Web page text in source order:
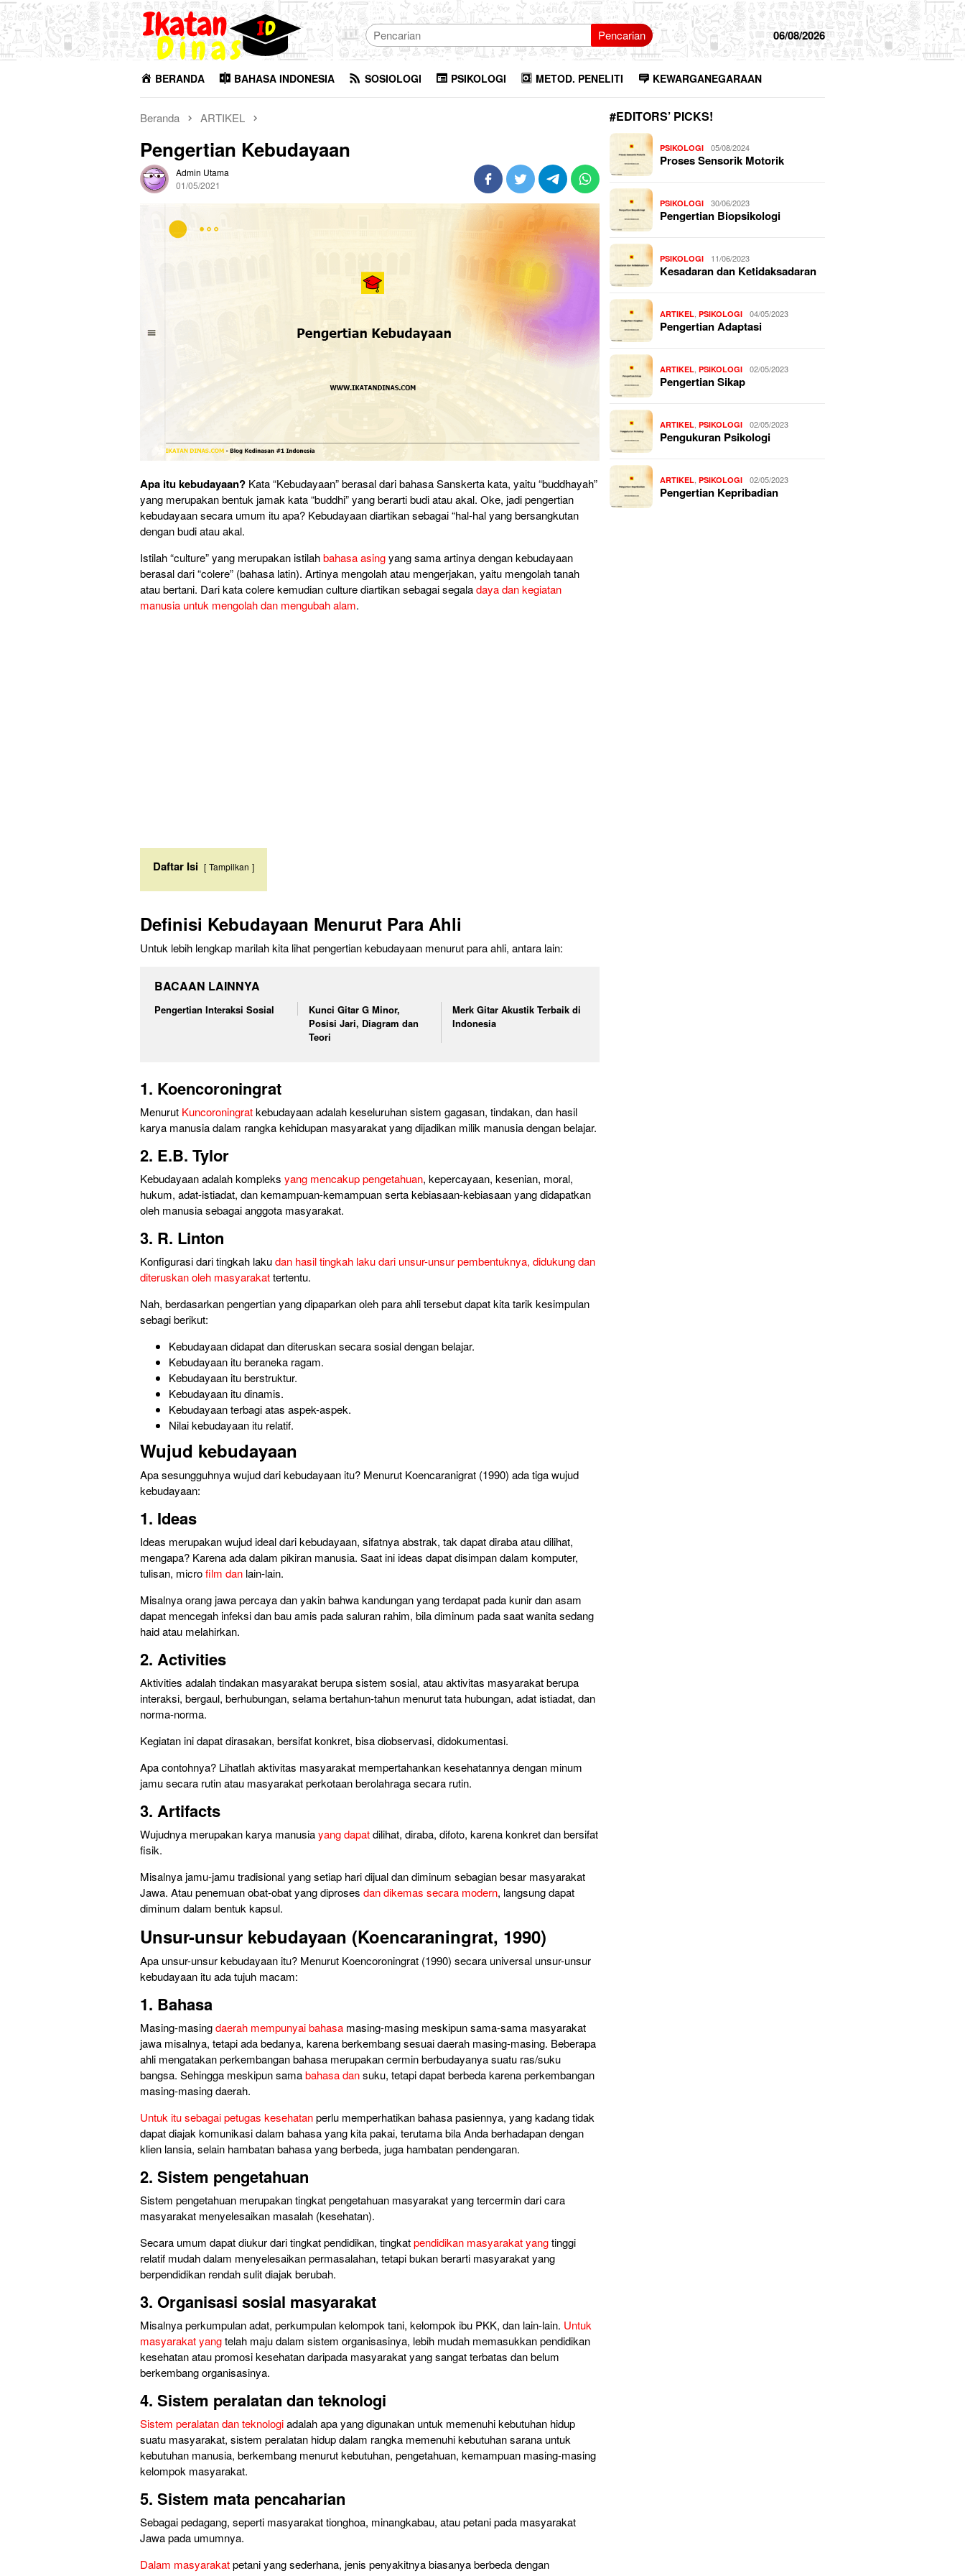
Loncat
ke
konten
Pencarian 06/08/2026
BERANDA BAHASA INDONESIA SOSIOLOGI PSIKOLOGI METOD. PENELITI KEWARGANEGARAAN
Beranda ARTIKEL
Pengertian Kebudayaan
Admin Utama
01/05/2021
Apa itu kebudayaan? Kata “Kebudayaan” berasal dari bahasa Sanskerta kata, yaitu “buddhayah”
yang merupakan bentuk jamak kata “buddhi” yang berarti budi atau akal. Oke, jadi pengertian
kebudayaan secara umum itu apa? Kebudayaan diartikan sebagai “hal-hal yang bersangkutan
dengan budi atau akal.
Istilah “culture” yang merupakan istilahbahasa asingyang sama artinya dengan kebudayaan
berasal dari “colere” (bahasa latin). Artinya mengolah atau mengerjakan, yaitu mengolah tanah
atau bertani. Dari kata colere kemudian culture diartikan sebagai segaladaya dan kegiatan
manusia untuk mengolah dan mengubah alam.
Daftar Isi Tampilkan
Definisi Kebudayaan Menurut Para Ahli
Untuk lebih lengkap marilah kita lihat pengertian kebudayaan menurut para ahli, antara lain:
BACAAN LAINNYA
Pengertian Interaksi Sosial
Kunci Gitar G Minor,
Posisi Jari, Diagram dan
Teori
Merk Gitar Akustik Terbaik di
Indonesia
1. Koencoroningrat
Menurut Kuncoroningratkebudayaan adalah keseluruhan sistem gagasan, tindakan, dan hasil
karya manusia dalam rangka kehidupan masyarakat yang dijadikan milik manusia dengan belajar.
2. E.B. Tylor
Kebudayaan adalah kompleks yang mencakup pengetahuan, kepercayaan, kesenian, moral,
hukum, adat-istiadat, dan kemampuan-kemampuan serta kebiasaan-kebiasaan yang didapatkan
oleh manusia sebagai anggota masyarakat.
3. R. Linton
Konfigurasi dari tingkah lakudan hasil tingkah laku dari unsur-unsur pembentuknya, didukung dan
diteruskan oleh masyarakattertentu.
Nah, berdasarkan pengertian yang dipaparkan oleh para ahli tersebut dapat kita tarik kesimpulan
sebagi berikut:
Kebudayaan didapat danditeruskan secara sosial dengan belajar.
Kebudayaan itu beraneka ragam.
Kebudayaan itu berstruktur.
Kebudayaan itu dinamis.
Kebudayaan terbagi atas aspek-aspek.
Nilai kebudayaan itu relatif.
Wujud kebudayaan
Apa sesungguhnya wujud dari kebudayaan itu? Menurut Koencaranigrat (1990) ada tiga wujud
kebudayaan:
1. Ideas
Ideas merupakan wujud ideal dari kebudayaan, sifatnya abstrak, tak dapat diraba atau dilihat,
mengapa? Karena ada dalam pikiran manusia. Saat ini ideas dapat disimpan dalam komputer,
tulisan, microfilm dan lain-lain.
Misalnya orang jawa percaya dan yakin bahwa kandungan yang terdapat pada kunir dan asam
dapat mencegah infeksi dan bau amis pada saluran rahim, bila diminum pada saat wanita sedang
haid atau melahirkan.
2. Activities
Aktivities adalah tindakan masyarakat berupa sistem sosial, atau aktivitas masyarakat berupa
interaksi, bergaul, berhubungan, selama bertahun-tahun menurut tata hubungan, adat istiadat, dan
norma-norma.
Kegiatan ini dapat dirasakan, bersifat konkret, bisa diobservasi, didokumentasi.
Apa contohnya? Lihatlah aktivitas masyarakat mempertahankan kesehatannya dengan minum
jamu secara rutin atau masyarakat perkotaan berolahraga secara rutin.
3. Artifacts
Wujudnya merupakan karya manusiayang dapatdilihat, diraba, difoto, karena konkret dan bersifat
fisik.
Misalnya jamu-jamu tradisional yang setiap hari dijual dan diminum sebagian besar masyarakat
Jawa. Atau penemuan obat-obat yang diproses dan dikemas secara modern, langsung dapat
diminum dalam bentuk kapsul.
Unsur-unsur kebudayaan (Koencaraningrat, 1990)
Apa unsur-unsur kebudayaan itu? Menurut Koencoroningrat (1990) secara universal unsur-unsur
kebudayaan itu ada tujuh macam:
1. Bahasa
Masing-masingdaerah mempunyai bahasa masing-masing meskipun sama-sama masyarakat
jawa misalnya, tetapi ada bedanya, karena berkembang sesuai daerah masing-masing. Beberapa
ahli mengatakan perkembangan bahasa merupakan cermin berbudayanya suatu ras/suku
bangsa. Sehingga meskipun samabahasa dansuku, tetapi dapat berbeda karena perkembangan
masing-masing daerah.
Untuk itu sebagai petugas kesehatanperlu memperhatikan bahasa pasiennya, yang kadang tidak
dapat diajak komunikasi dalam bahasa yang kita pakai, terutama bila Anda berhadapan dengan
klien lansia, selain hambatan bahasa yang berbeda, juga hambatan pendengaran.
2. Sistem pengetahuan
Sistem pengetahuan merupakan tingkat pengetahuan masyarakat yang tercermin dari cara
masyarakat menyelesaikan masalah (kesehatan).
Secara umum dapat diukur dari tingkat pendidikan, tingkatpendidikan masyarakat yangtinggi
relatif mudah dalam menyelesaikan permasalahan, tetapi bukan berarti masyarakat yang
berpendidikan rendah sulit diajak berubah.
3. Organisasi sosial masyarakat
Misalnya perkumpulan adat, perkumpulan kelompok tani, kelompok ibu PKK, dan lain-lain. Untuk
masyarakat yangtelah maju dalam sistem organisasinya, lebih mudah memasukkan pendidikan
kesehatan atau promosi kesehatan daripada masyarakat yang sangat terbatas dan belum
berkembang organisasinya.
4. Sistem peralatan dan teknologi
Sistem peralatan dan teknologiadalah apa yang digunakan untuk memenuhi kebutuhan hidup
suatu masyarakat, sistem peralatan hidup dalam rangka memenuhi kebutuhan sarana untuk
kebutuhan manusia, berkembang menurut kebutuhan, pengetahuan, kemampuan masing-masing
kelompok masyarakat.
5. Sistem mata pencaharian
Sebagai pedagang, seperti masyarakat tionghoa, minangkabau, atau petani pada masyarakat
Jawa pada umumnya.
Dalam masyarakatpetani yang sederhana, jenis penyakitnya biasanya berbeda dengan
#EDITORS’ PICKS!
PSIKOLOGI 05/08/2024
Proses Sensorik Motorik
PSIKOLOGI 30/06/2023
Pengertian Biopsikologi
PSIKOLOGI 11/06/2023
Kesadaran dan Ketidaksadaran
ARTIKEL ,PSIKOLOGI 04/05/2023
Pengertian Adaptasi
ARTIKEL ,PSIKOLOGI 02/05/2023
Pengertian Sikap
ARTIKEL ,PSIKOLOGI 02/05/2023
Pengukuran Psikologi
ARTIKEL ,PSIKOLOGI 02/05/2023
Pengertian Kepribadian